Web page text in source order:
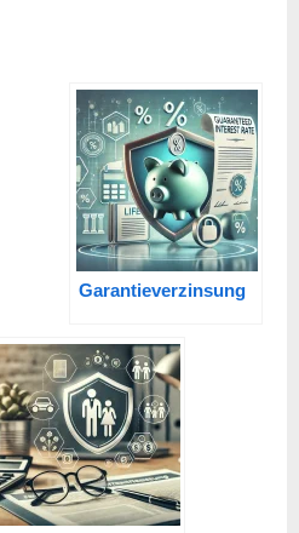
Garantieverzinsung